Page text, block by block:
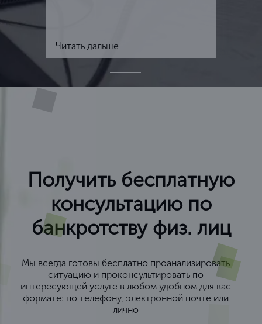
Читать дальше
Получить бесплатную
консультацию по
банкротству физ. лиц
Мы всегда готовы бесплатно проанализировать
ситуацию и проконсультировать по
интересующей услуге в любом удобном для вас
формате: по телефону, электронной почте или
лично